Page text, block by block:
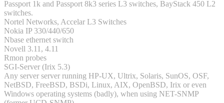
Passport 1k and Passport 8k3 series L3 switches, BayStack 450 L2
switches.
Nortel Networks, Accelar L3 Switches
Nokia IP 330/440/650
Nbase ethernet switch
Novell 3.11, 4.11
Rmon probes
SGI-Server (Irix 5.3)
Any server server running HP-UX, Ultrix, Solaris, SunOS, OSF,
NetBSD, FreeBSD, BSDi, Linux, AIX, OpenBSD, Irix or even
Windows operating systems (badly), when using NET-SNMP